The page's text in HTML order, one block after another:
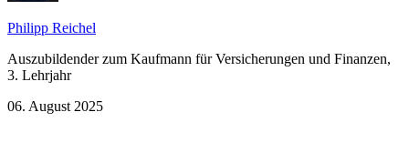
Philipp Reichel
Auszubildender zum Kaufmann für Versicherungen und Finanzen,
3. Lehrjahr
06. August 2025